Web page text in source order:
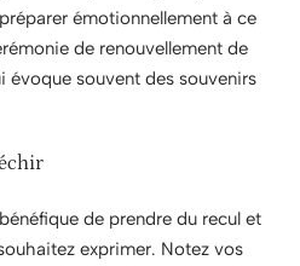
émotionnellement à ce
de renouvellement de
souvent des souvenirs
de prendre du recul et
exprimer. Notez vos